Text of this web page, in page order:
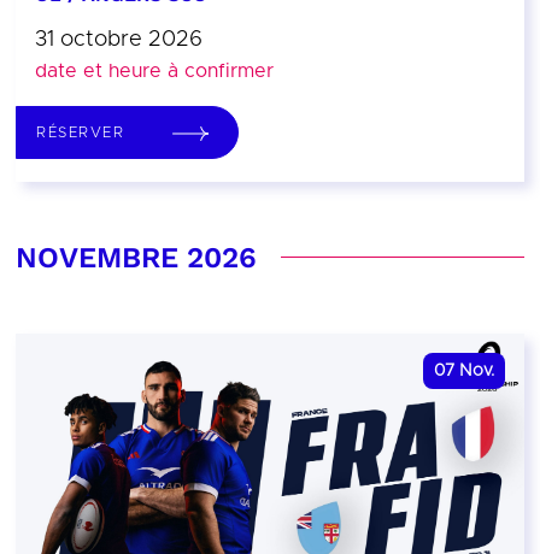
31 octobre 2026
date et heure à confirmer
RÉSERVER
NOVEMBRE 2026
07 Nov.